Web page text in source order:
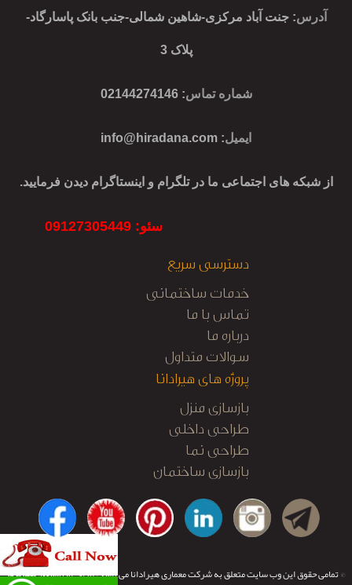
آدرس: جنت آباد مرکزی-شاهین شمالی-جنب بانک پاسارگاد-
پلاک 3
شماره تماس: 02144274146
ایمیل:
info@hiradana.com
از شبکه های اجتماعی ما در تلگرام و اینستاگرام دیدن فرمایید.
سئو: 09127305449
دسترسی سریع
خدمات ساختمانی
تماس با ما
درباره ما
سوالات متداول
پروژه های هیرادانا
بازسازی منزل
طراحی داخلی
طراحی نما
بازسازی ساختمان
نظارت و اجرا
© تمامی حقوق این وب سایت متعلق به شرکت معماری هیرادانا می باشد.طراحی و توسعه:تیم نرم